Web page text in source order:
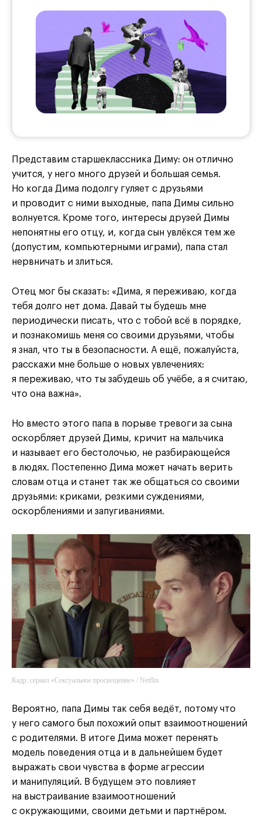
Представим старшеклассника Диму: он отлично
учится, у него много друзей и большая семья.
Но когда Дима подолгу гуляет с друзьями
и проводит с ними выходные, папа Димы сильно
волнуется. Кроме того, интересы друзей Димы
непонятны его отцу, и, когда сын увлёкся тем же
(допустим, компьютерными играми), папа стал
нервничать и злиться.
Отец мог бы сказать: «Дима, я переживаю, когда
тебя долго нет дома. Давай ты будешь мне
периодически писать, что с тобой всё в порядке,
и познакомишь меня со своими друзьями, чтобы
я знал, что ты в безопасности. А ещё, пожалуйста,
расскажи мне больше о новых увлечениях:
я переживаю, что ты забудешь об учёбе, а я считаю,
что она важна».
Но вместо этого папа в порыве тревоги за сына
оскорбляет друзей Димы, кричит на мальчика
и называет его бестолочью, не разбирающейся
в людях. Постепенно Дима может начать верить
словам отца и станет так же общаться со своими
друзьями: криками, резкими суждениями,
оскорблениями и запугиваниями.
Кадр: сериал «Сексуальное просвещение» / Netflix
Вероятно, папа Димы так себя ведёт, потому что
у него самого был похожий опыт взаимоотношений
с родителями. В итоге Дима может перенять
модель поведения отца и в дальнейшем будет
выражать свои чувства в форме агрессии
и манипуляций. В будущем это повлияет
на выстраивание взаимоотношений
с окружающими, своими детьми и партнёром.